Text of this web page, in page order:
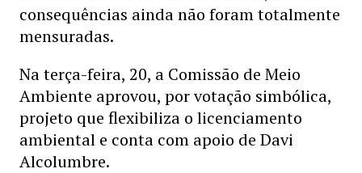
consequências ainda não foram totalmente
mensuradas.
Na terça-feira, 20, a Comissão de Meio
Ambiente aprovou, por votação simbólica,
projeto que flexibiliza o licenciamento
ambiental e conta com apoio de Davi
Alcolumbre.